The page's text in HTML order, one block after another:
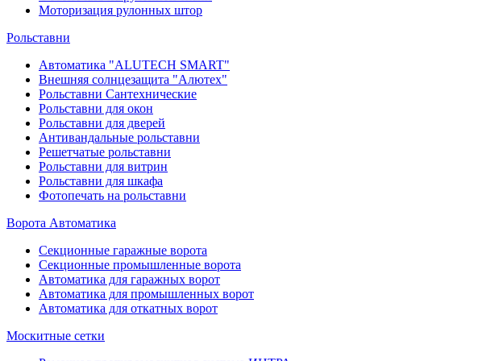
Моторизация рулонных штор
Рольставни
Автоматика "ALUTECH SMART"
Внешняя солнцезащита "Алютех"
Рольставни Сантехнические
Рольставни для окон
Рольставни для дверей
Антивандальные рольставни
Решетчатые рольставни
Рольставни для витрин
Рольставни для шкафа
Фотопечать на рольставни
Ворота Автоматика
Секционные гаражные ворота
Секционные промышленные ворота
Автоматика для гаражных ворот
Автоматика для промышленных ворот
Автоматика для откатных ворот
Москитные сетки